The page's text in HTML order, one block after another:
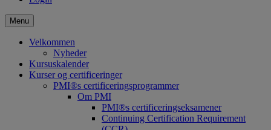
Menu
Velkommen
Nyheder
Kursuskalender
Kurser og certificeringer
PMI®s certificeringsprogrammer
Om PMI
PMI®s certificeringseksamener
Continuing Certification Requirement